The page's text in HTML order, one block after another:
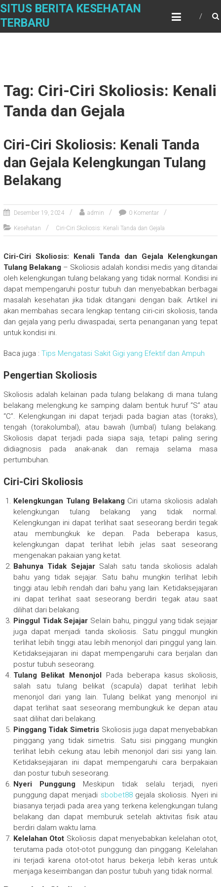
Skip
content
SITUS BERITA KESEHATAN
TERBARU
Tag: Ciri-Ciri Skoliosis: Kenali
Tanda dan Gejala
Ciri-Ciri Skoliosis: Kenali Tanda
dan Gejala Kelengkungan Tulang
Belakang
Desember 19, 2024 admin 0 Komentar
Kesehatan Ciri-Ciri Skoliosis: Kenali Tanda dan Gejala
Ciri-Ciri Skoliosis: Kenali Tanda dan Gejala Kelengkungan
Tulang Belakang – Skoliosis adalah kondisi medis yang ditandai
oleh kelengkungan tulang belakang yang tidak normal. Kondisi ini
dapat mempengaruhi postur tubuh dan menyebabkan berbagai
masalah kesehatan jika tidak ditangani dengan baik. Artikel ini
akan membahas secara lengkap tentang ciri-ciri skoliosis, tanda
dan gejala yang perlu diwaspadai, serta penanganan yang tepat
untuk kondisi ini.
Baca juga : Tips Mengatasi Sakit Gigi yang Efektif dan Ampuh
Pengertian Skoliosis
Skoliosis adalah kelainan pada tulang belakang di mana tulang
belakang melengkung ke samping dalam bentuk huruf “S” atau
“C”. Kelengkungan ini dapat terjadi pada bagian atas (toraks),
tengah (torakolumbal), atau bawah (lumbal) tulang belakang.
Skoliosis dapat terjadi pada siapa saja, tetapi paling sering
didiagnosis pada anak-anak dan remaja selama masa
pertumbuhan.
Ciri-Ciri Skoliosis
Kelengkungan Tulang Belakang Ciri utama skoliosis adalah
kelengkungan tulang belakang yang tidak normal.
Kelengkungan ini dapat terlihat saat seseorang berdiri tegak
atau membungkuk ke depan. Pada beberapa kasus,
kelengkungan dapat terlihat lebih jelas saat seseorang
mengenakan pakaian yang ketat.
Bahunya Tidak SejajarSalah satu tanda skoliosis adalah
bahu yang tidak sejajar. Satu bahu mungkin terlihat lebih
tinggi atau lebih rendah dari bahu yang lain. Ketidaksejajaran
ini dapat terlihat saat seseorang berdiri tegak atau saat
dilihat dari belakang.
Pinggul Tidak Sejajar Selain bahu, pinggul yang tidak sejajar
juga dapat menjadi tanda skoliosis. Satu pinggul mungkin
terlihat lebih tinggi atau lebih menonjol dari pinggul yang lain.
Ketidaksejajaran ini dapat mempengaruhi cara berjalan dan
postur tubuh seseorang.
Tulang Belikat Menonjol Pada beberapa kasus skoliosis,
salah satu tulang belikat (scapula) dapat terlihat lebih
menonjol dari yang lain. Tulang belikat yang menonjol ini
dapat terlihat saat seseorang membungkuk ke depan atau
saat dilihat dari belakang.
Pinggang Tidak SimetrisSkoliosis juga dapat menyebabkan
pinggang yang tidak simetris. Satu sisi pinggang mungkin
terlihat lebih cekung atau lebih menonjol dari sisi yang lain.
Ketidaksejajaran ini dapat mempengaruhi cara berpakaian
dan postur tubuh seseorang.
Nyeri Punggung Meskipun tidak selalu terjadi, nyeri
punggung dapat menjadi sbobet88gejala skoliosis. Nyeri ini
biasanya terjadi pada area yang terkena kelengkungan tulang
belakang dan dapat memburuk setelah aktivitas fisik atau
berdiri dalam waktu lama.
Kelelahan Otot Skoliosis dapat menyebabkan kelelahan otot,
terutama pada otot-otot punggung dan pinggang. Kelelahan
ini terjadi karena otot-otot harus bekerja lebih keras untuk
menjaga keseimbangan dan postur tubuh yang tidak normal.